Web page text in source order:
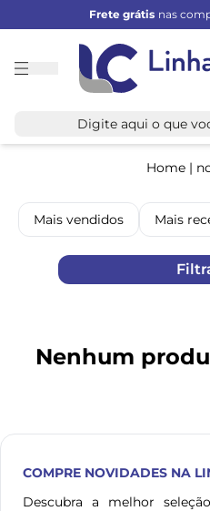
Frete grátis nas
Linha
Home |
Mais vendidos Mais
Nenhum
COMPRE NOVIDADES NA
Descubra a melhor